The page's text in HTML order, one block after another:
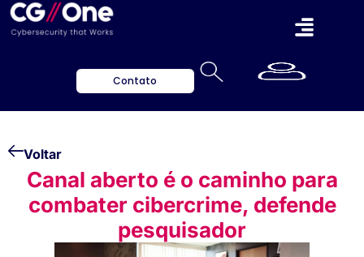
Contato
Voltar
Canal aberto é o caminho para
combater cibercrime, defende
pesquisador